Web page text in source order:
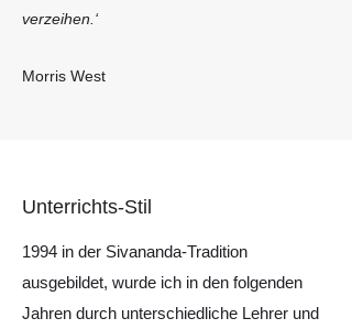
verzeihen.‘
Morris West
Unterrichts-Stil
1994 in der Sivananda-Tradition
ausgebildet, wurde ich in den folgenden
Jahren durch unterschiedliche Lehrer und